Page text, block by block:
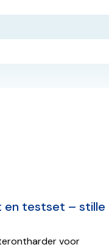
en testset – stille
voor